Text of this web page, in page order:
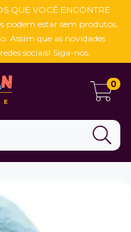
QUE VOCÊ ENCONTRE
podem estar sem produtos,
Assim que as novidades
sociais! Siga-nos.
0